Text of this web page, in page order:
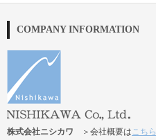
COMPANY INFORMATION
株式会社ニシカワ ＞会社概要はこちら